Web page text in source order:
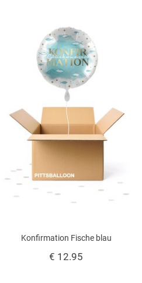
Konfirmation Fische blau
€ 12.95